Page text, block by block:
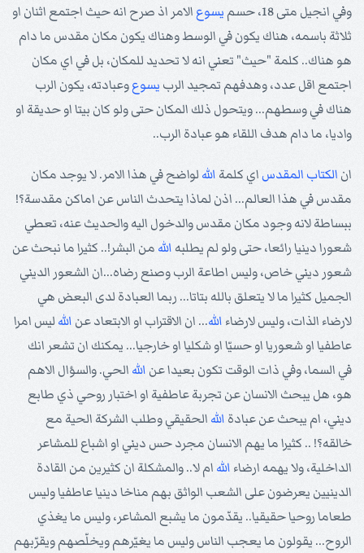
وفي انجيل متى 18، حسم يسوع الامر اذ صرح انه حيث اجتمع اثنان او
ثلاثة باسمه، هناك يكون في الوسط وهناك يكون مكان مقدس ما دام
هو هناك.. كلمة "حيث" تعني انه لا تحديد للمكان، بل في اي مكان
اجتمع اقل عدد، وهدفهم تمجيد الرب يسوعوعبادته، يكون الرب
هناك في وسطهم... ويتحول ذلك المكان حتى ولو كان بيتا او حديقة او
واديا، ما دام هدف اللقاء هو عبادة الرب..
ان الكتاب المقدس اي كلمة الله لواضح في هذا الامر. لا يوجد مكان
مقدس في هذا العالم... اذن لماذا يتحدث الناس عن اماكن مقدسة؟!
ببساطة لانه وجود مكان مقدس والدخول اليه والحديث عنه، تعطي
شعورا دينيا رائعا، حتى ولو لم يطلبه الله من البشر!.. كثيرا ما نبحث عن
شعور ديني خاص، وليس اطاعة الرب وصنع رضاه...ان الشعور الديني
الجميل كثيرا ما لا يتعلق بالله بتاتا... ربما العبادة لدى البعض هي
لارضاء الذات، وليس لارضاء الله... ان الاقتراب او الابتعاد عن الله ليس امرا
عاطفيا او شعوريا او حسيّا او شكليا او خارجيا... يمكنك ان تشعر انك
في السما، وفي ذات الوقت تكون بعيدا عن الله الحي. والسؤال الاهم
هو، هل يبحث الانسان عن تجربة عاطفية او اختبار روحي ذي طابع
ديني، ام يبحث عن عبادة الله الحقيقي وطلب الشركة الحية مع
خالقه؟! .. كثيرا ما يهم الانسان مجرد حس ديني او اشباع للمشاعر
الداخلية، ولا يهمه ارضاء الله ام لا.. والمشكلة ان كثيرين من القادة
الدينيين يعرضون على الشعب الواثق بهم مناخا دينيا عاطفيا وليس
طعاما روحيا حقيقيا.. يقدّمون ما يشبع المشاعر، وليس ما يغذي
الروح... يقولون ما يعجب الناس وليس ما يغيّرهم ويخلّصهم ويقرّبهم